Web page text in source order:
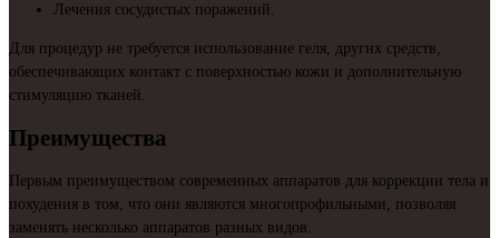
Лечения сосудистых поражений.
Для процедур не требуется использование геля, других средств,
обеспечивающих контакт с поверхностью кожи и дополнительную
стимуляцию тканей.
Преимущества
Первым преимуществом современных аппаратов для коррекции тела и
похудения в том, что они являются многопрофильными, позволяя
заменять несколько аппаратов разных видов.